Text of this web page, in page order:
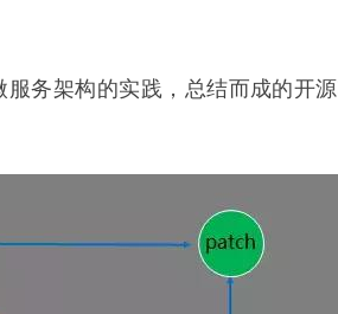
务架构的实践，总结而成的开